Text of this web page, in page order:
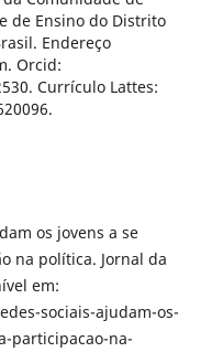
de Ensino do Distrito
Endereço
Orcid:
Currículo Lattes:
os jovens a se
na política. Jornal da
em:
sociais-ajudam-os-
participacao-na-